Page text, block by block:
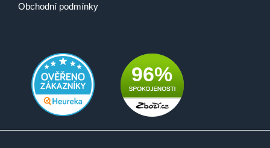
Obchodní podmínky
96%